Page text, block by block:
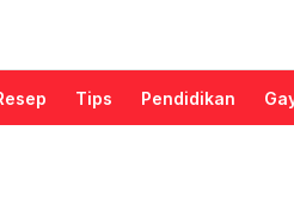
Tips Pendidikan